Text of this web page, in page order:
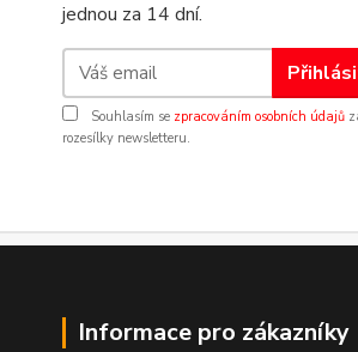
jednou za 14 dní.
Souhlasím se zpracováním osobních údajů
rozesílky newsletteru.
Informace pro zákazníky